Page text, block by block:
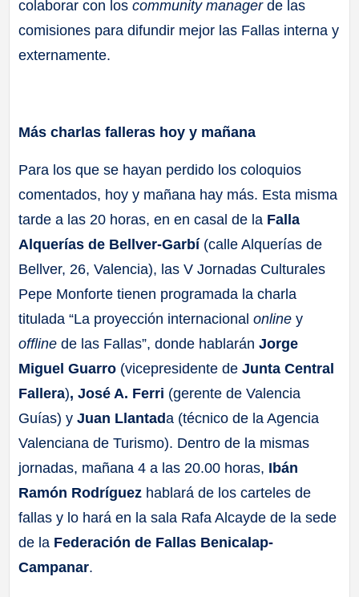
colaborar con loscommunity managerde las
comisiones para difundir mejor las Fallas interna y
externamente.
Más charlas falleras hoy y mañana
Para los que se hayan perdido los coloquios
comentados, hoy y mañana hay más. Esta misma
tarde a las 20 horas, en en casal de la Falla
Alquerías de Bellver-Garbí (calle Alquerías de
Bellver, 26, Valencia), las V Jornadas Culturales
Pepe Monforte tienen programada la charla
titulada “La proyección internacionalonline y
offline de las Fallas”, donde hablarán Jorge
Miguel Guarro (vicepresidente deJunta Central
Fallera), José A. Ferri (gerente de Valencia
Guías) yJuan Llantada (técnico de la Agencia
Valenciana de Turismo). Dentro de la mismas
jornadas, mañana 4 a las 20.00 horas, Ibán
Ramón Rodríguez hablará de los carteles de
fallas y lo hará en la sala Rafa Alcayde de la sede
de la Federación de Fallas Benicalap-
Campanar.